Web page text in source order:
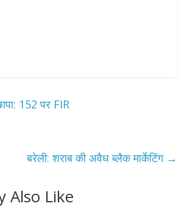
152 पर FIR
बरेली: शराब की अवैध ब्लैक मार्केटिंग →
Also Like